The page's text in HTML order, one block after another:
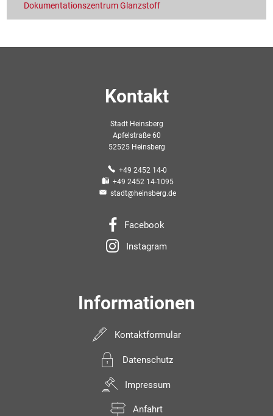
Dokumentationszentrum Glanzstoff
Kontakt
Stadt Heinsberg
Apfelstraße 60
52525 Heinsberg
+49 2452 14-0
+49 2452 14-1095
stadt@heinsberg.de
Facebook
Instagram
Informationen
Kontaktformular
Datenschutz
Impressum
Anfahrt